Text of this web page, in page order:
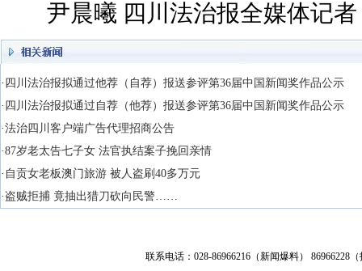
尹晨曦 四川法治报全媒体记者
·四川法治报拟通过他荐（自荐）报送参评第36届中国新闻奖作品公示
·四川法治报拟通过自荐（他荐）报送参评第36届中国新闻奖作品公示
·法治四川客户端广告代理招商公告
·87岁老太告七子女 法官执结案子挽回亲情
·自贡女老板澳门旅游 被人盗刷40多万元
·盗贼拒捕 竟抽出猎刀砍向民警……
联系电话：028-86966216（新闻爆料） 86966228